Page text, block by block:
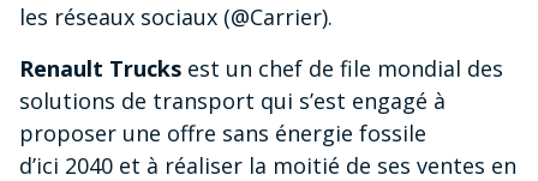
les réseaux sociaux (@Carrier).
Renault Trucks est un chef de file mondial des
solutions de transport qui s’est engagé à
proposer une offre sans énergie fossile
d’ici 2040 et à réaliser la moitié de ses ventes en